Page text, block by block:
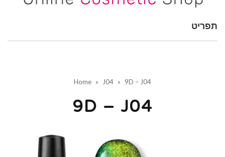
Toggle
תפריט
Home » J04 » 9D – J04
9D – J04